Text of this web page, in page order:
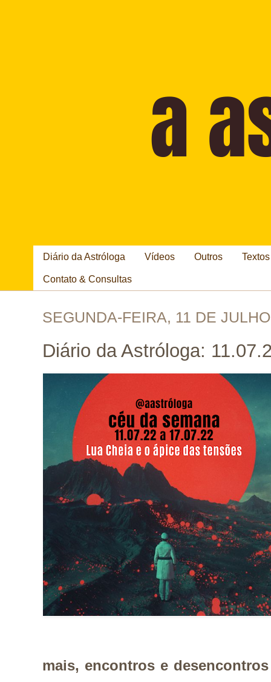
Diário da Astróloga Vídeos Outros
Contato & Consultas
SEGUNDA-FEIRA, 11 DE
Diário da Astróloga:
mais, encontros e